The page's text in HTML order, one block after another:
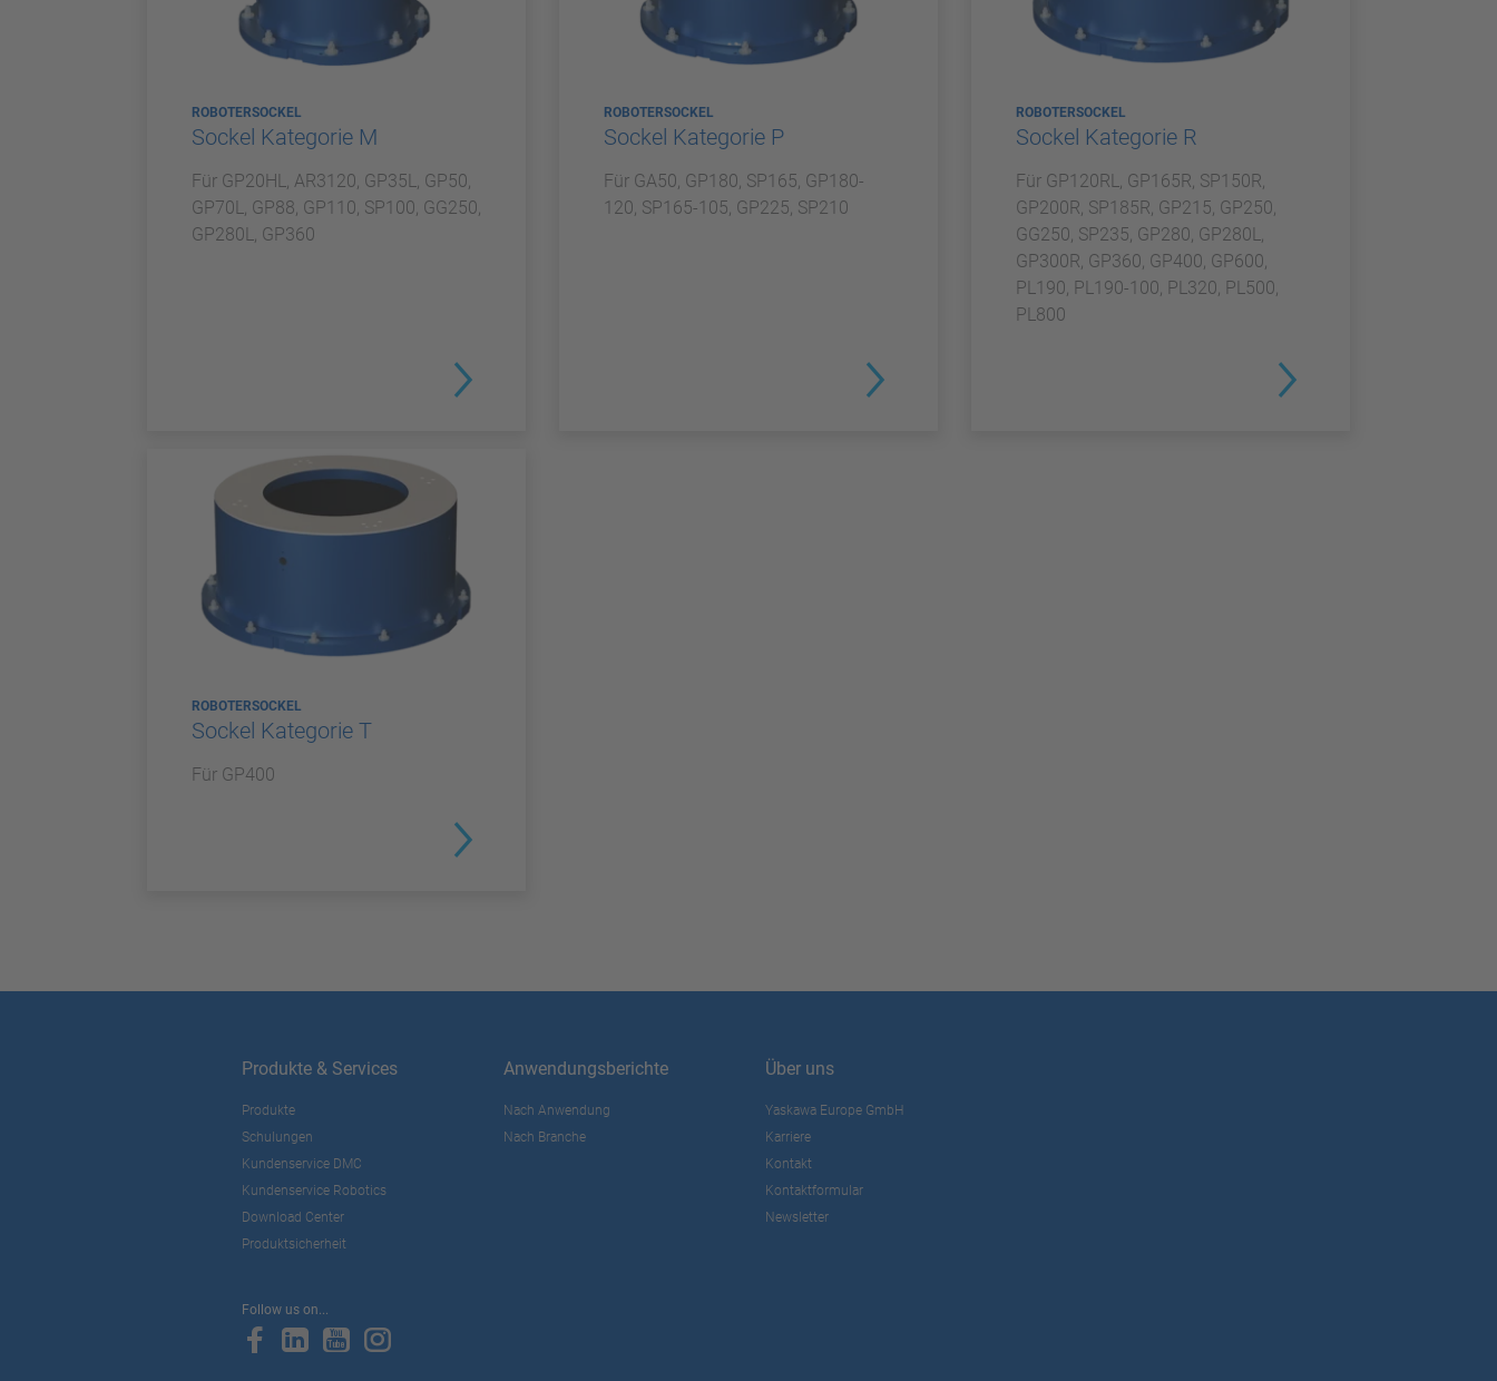
ROBOTERSOCKEL
Sockel Kategorie M
Für GP20HL, AR3120, GP35L, GP50,
GP70L, GP88, GP110, SP100, GG250,
GP280L, GP360
ROBOTERSOCKEL
Sockel Kategorie P
Für GA50, GP180, SP165, GP180-
120, SP165-105, GP225, SP210
ROBOTERSOCKEL
Sockel Kategorie R
Für GP120RL, GP165R, SP150R,
GP200R, SP185R, GP215, GP250,
GG250, SP235, GP280, GP280L,
GP300R, GP360, GP400, GP600,
PL190, PL190-100, PL320, PL500,
PL800
ROBOTERSOCKEL
Sockel Kategorie T
Für GP400
Produkte & Services
Produkte
Schulungen
Kundenservice DMC
Kundenservice Robotics
Download Center
Produktsicherheit
Anwendungsberichte
Nach Anwendung
Nach Branche
Über uns
Yaskawa Europe GmbH
Karriere
Kontakt
Kontaktformular
Newsletter
Follow us on...